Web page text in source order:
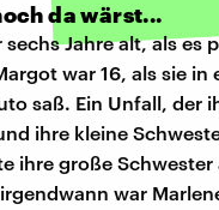
da wärst...
sechs Jahre alt, als es
war 16, als sie in
saß. Ein Unfall, der
ihre kleine
ihre große Schwester
war